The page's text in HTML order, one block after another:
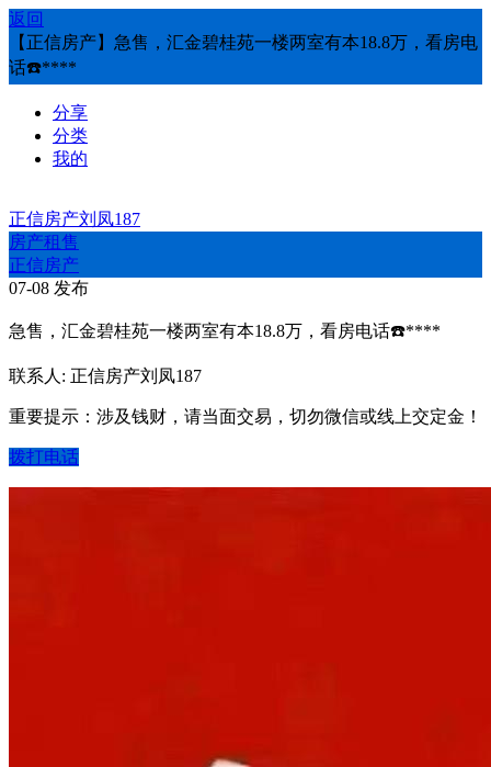
返回
【正信房产】急售，汇金碧桂苑一楼两室有本18.8万，看房电
话☎️****
分享
分类
我的
正信房产刘凤187
房产租售
正信房产
07-08 发布
急售，汇金碧桂苑一楼两室有本18.8万，看房电话☎️****
联系人: 正信房产刘凤187
重要提示：涉及钱财，请当面交易，切勿微信或线上交定金！
拨打电话